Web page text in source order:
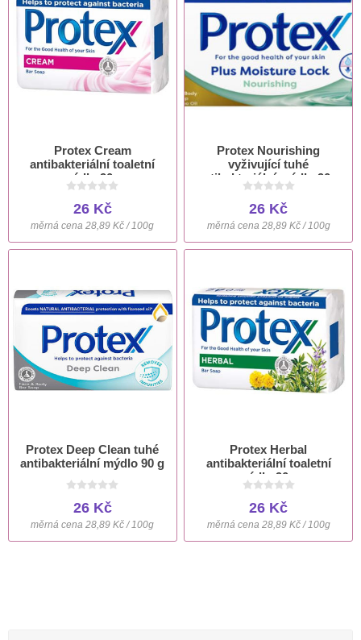
Protex Cream
antibakteriální toaletní
mýdlo 90 g
26 Kč
měrná cena 28,89 Kč / 100g
Protex Nourishing
vyživující tuhé
antibakteriální mýdlo 90 g
26 Kč
měrná cena 28,89 Kč / 100g
Protex Deep Clean tuhé
antibakteriální mýdlo 90 g
26 Kč
měrná cena 28,89 Kč / 100g
Protex Herbal
antibakteriální toaletní
mýdlo 90 g
26 Kč
měrná cena 28,89 Kč / 100g